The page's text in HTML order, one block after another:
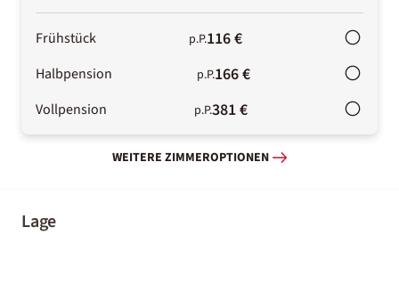
Frühstück p.P.116 €
Halbpension p.P.166 €
Vollpension p.P.381 €
WEITERE ZIMMEROPTIONEN
Lage